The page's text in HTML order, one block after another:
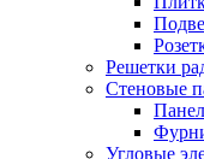
Решетки
Стеновые
Угловые